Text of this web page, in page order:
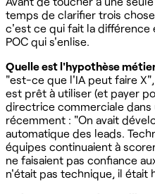
temps de clarifier trois
c'est ce qui fait la différence
POC qui s'enlise.
Quelle est l'hypothèse
"est-ce que l'IA peut faire
est prêt à utiliser (et payer
directrice commerciale dans
récemment : "On avait
automatique des leads.
équipes continuaient à
ne faisaient pas confiance
n'était pas technique, il était